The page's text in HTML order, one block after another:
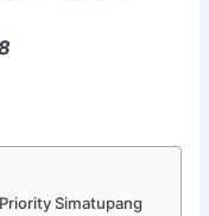
Simatupang